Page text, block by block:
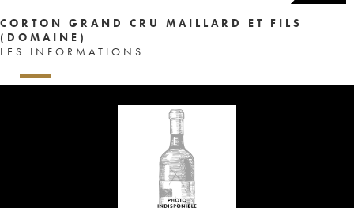
CORTON GRAND CRU MAILLARD ET FILS
(DOMAINE)
LES INFORMATIONS